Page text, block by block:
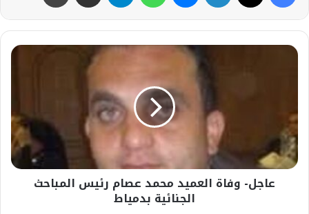
عاجل-
رئيس
المباحث
الجنائية
بدمياط
عاجل- وفاة العميد محمد عصام رئيس المباحث
الجنائية بدمياط